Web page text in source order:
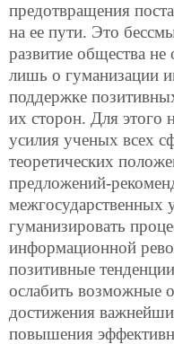
предотвращения
на ее пути. Это
развитие общества
лишь о гуманизации
поддержке
их сторон. Для этого
усилия ученых всех
теоретических
предложений-
межгосударственных
гуманизировать
информационной
позитивные
ослабить возможные
достижения
повышения